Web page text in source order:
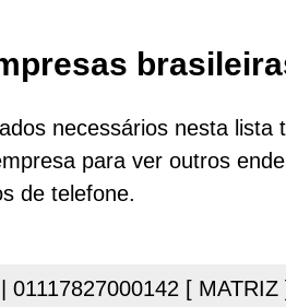
necessários nesta
para ver outros
de telefone.
| 01117827000142 [